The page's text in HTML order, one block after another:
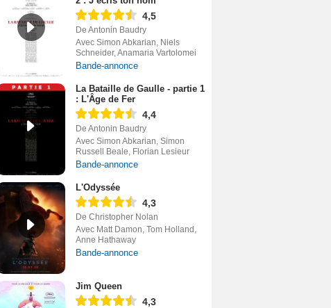
4,5
De Antonin Baudry
Avec Simon Abkarian, Niels
Schneider, Anamaria Vartolomei
Bande-annonce
La Bataille de Gaulle - partie 1
: L'Âge de Fer
4,4
De Antonin Baudry
Avec Simon Abkarian, Simon
Russell Beale, Florian Lesieur
Bande-annonce
L'Odyssée
4,3
De Christopher Nolan
Avec Matt Damon, Tom Holland,
Anne Hathaway
Bande-annonce
Jim Queen
4,3